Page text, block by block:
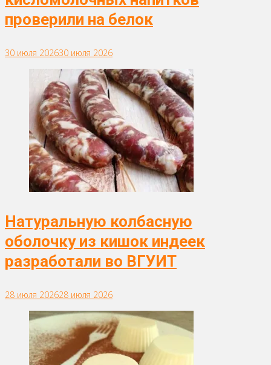
проверили на белок
30 июля 202630 июля 2026
Натуральную колбасную
оболочку из кишок индеек
разработали во ВГУИТ
28 июля 202628 июля 2026